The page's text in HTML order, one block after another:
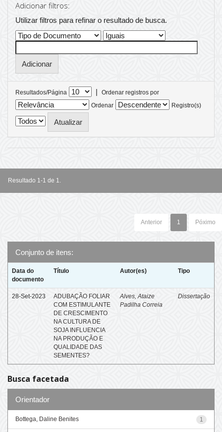
Adicionar filtros:
Utilizar filtros para refinar o resultado de busca.
Resultados/Página |
Ordenar registros por
Ordenar
Registro(s)
Resultado 1-1 de 1.
Anterior 1 Póximo
Conjunto de itens:
Data do
documento
Título Autor(es) Tipo
28-Set-2023
ADUBAÇÃO FOLIAR
COM ESTIMULANTE
DE CRESCIMENTO
NA CULTURA DE
SOJA INFLUENCIA
NA PRODUÇÃO E
QUALIDADE DAS
SEMENTES?
Alves, Ataize
Padilha Correia
Dissertação
Busca facetada
Orientador
1
Bottega, Daline Benites